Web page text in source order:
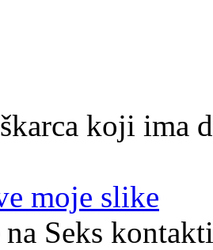
koji ima
moje slike
Seks